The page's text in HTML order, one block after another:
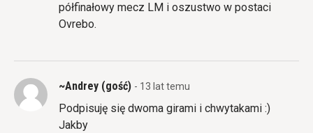
półfinałowy mecz LM i oszustwo w postaci
Ovrebo.
~Andrey (gość) - 13 lat temu
Podpisuję się dwoma girami i chwytakami :)
Jakby